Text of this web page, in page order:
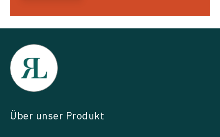
Über unser Produkt